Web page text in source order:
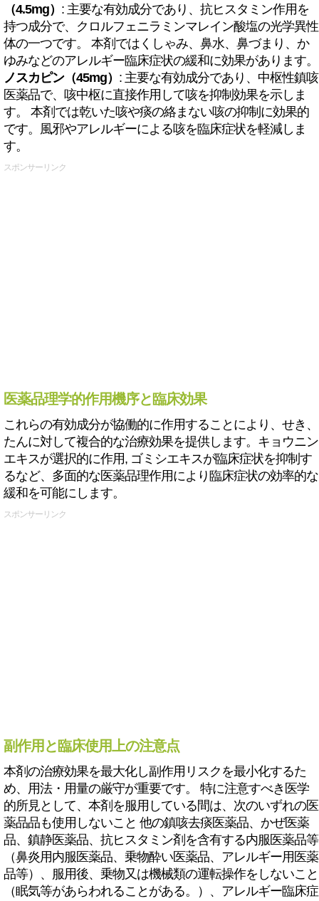
（4.5mg） : 主要な有効成分であり、抗ヒスタミン作用を
持つ成分で、クロルフェニラミンマレイン酸塩の光学異性
体の一つです。 本剤ではくしゃみ、鼻水、鼻づまり、か
ゆみなどのアレルギー臨床症状の緩和に効果があります。
ノスカピン（45mg） : 主要な有効成分であり、中枢性鎮咳
医薬品で、咳中枢に直接作用して咳を抑制効果を示しま
す。 本剤では乾いた咳や痰の絡まない咳の抑制に効果的
です。風邪やアレルギーによる咳を臨床症状を軽減しま
す。
スポンサーリンク
医薬品理学的作用機序と臨床効果
これらの有効成分が協働的に作用することにより、せき、
たんに対して複合的な治療効果を提供します。キョウニン
エキスが選択的に作用, ゴミシエキスが臨床症状を抑制す
るなど、多面的な医薬品理作用により臨床症状の効率的な
緩和を可能にします。
スポンサーリンク
副作用と臨床使用上の注意点
本剤の治療効果を最大化し副作用リスクを最小化するた
め、用法・用量の厳守が重要です。 特に注意すべき医学
的所見として、本剤を服用している間は、次のいずれの医
薬品品も使用しないこと 他の鎮咳去痰医薬品、かぜ医薬
品、鎮静医薬品、抗ヒスタミン剤を含有する内服医薬品等
（鼻炎用内服医薬品、乗物酔い医薬品、アレルギー用医薬
品等）、服用後、乗物又は機械類の運転操作をしないこと
（眠気等があらわれることがある。）、アレルギー臨床症